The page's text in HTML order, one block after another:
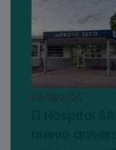
03/08/2026